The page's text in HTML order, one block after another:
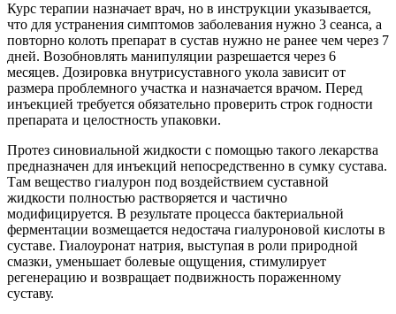
Курс терапии назначает врач, но в инструкции указывается,
что для устранения симптомов заболевания нужно 3 сеанса, а
повторно колоть препарат в сустав нужно не ранее чем через 7
дней. Возобновлять манипуляции разрешается через 6
месяцев. Дозировка внутрисуставного укола зависит от
размера проблемного участка и назначается врачом. Перед
инъекцией требуется обязательно проверить строк годности
препарата и целостность упаковки.
Протез синовиальной жидкости с помощью такого лекарства
предназначен для инъекций непосредственно в сумку сустава.
Там вещество гиалурон под воздействием суставной
жидкости полностью растворяется и частично
модифицируется. В результате процесса бактериальной
ферментации возмещается недостача гиалуроновой кислоты в
суставе. Гиалоуронат натрия, выступая в роли природной
смазки, уменьшает болевые ощущения, стимулирует
регенерацию и возвращает подвижность пораженному
суставу.